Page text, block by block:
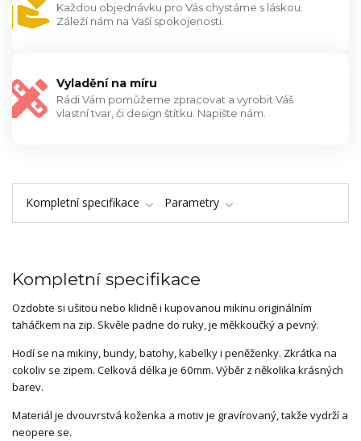
Každou objednávku pro Vás chystáme s láskou.
Záleží nám na Vaší spokojenosti.
Vyladění na míru
Rádi Vám pomůžeme zpracovat a vyrobit Váš
vlastní tvar, či design štítku. Napište nám.
Kompletní specifikace Parametry
Kompletní specifikace
Ozdobte si ušitou nebo klidně i kupovanou mikinu originálním
taháčkem na zip. Skvěle padne do ruky, je měkkoučký a pevný.
Hodí se na mikiny, bundy, batohy, kabelky i peněženky. Zkrátka na
cokoliv se zipem. Celková délka je 60mm. Výběr z několika krásných
barev.
Materiál je dvouvrstvá koženka a motiv je gravírovaný, takže vydrží a
neopere se.